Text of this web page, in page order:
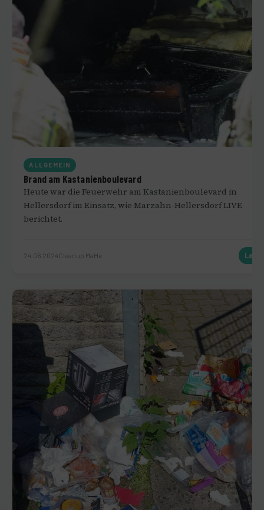
ALLGEMEIN
Brand am Kastanienboulevard
Heute war die Feuerwehr am Kastanienboulevard in
Hellersdorf im Einsatz, wie Marzahn-Hellersdorf LIVE
berichtet.
24.06.2024Cleanup MaHe